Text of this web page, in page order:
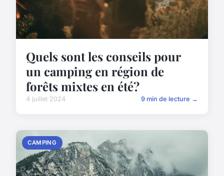
Quels sont les conseils pour
un camping en région de
forêts mixtes en été?
4 juillet 2024 9 min de lecture →
CAMPING